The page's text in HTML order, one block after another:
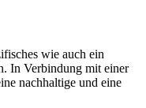
wie auch ein
In Verbindung mit einer
nachhaltige und eine